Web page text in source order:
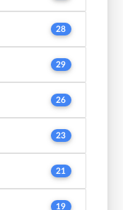
28
29
26
23
21
19